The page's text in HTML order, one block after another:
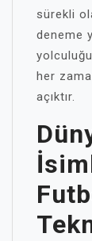
sürekli
deneme
her
açıktır.